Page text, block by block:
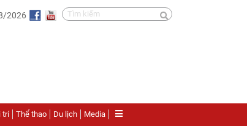
2026
trí Thể thao Du lịch Media